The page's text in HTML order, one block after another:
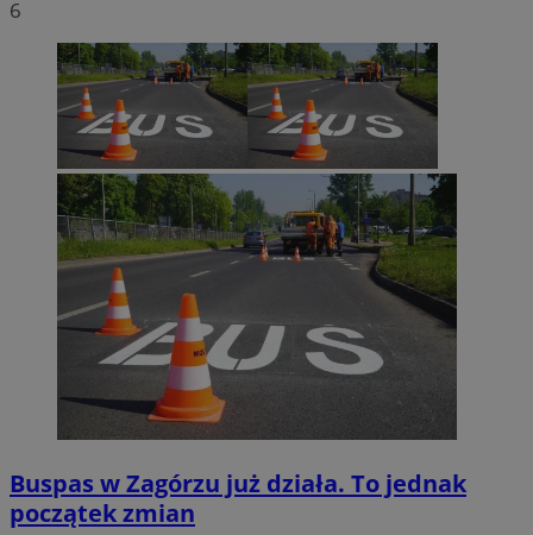
6
Buspas w Zagórzu już działa. To jednak
początek zmian